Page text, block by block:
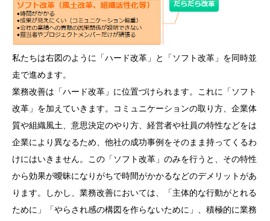
私たちは右図のように「ハード改革」と「ソフト改革」を同時並
走で進めます。
業務改善は「ハード改革」に位置づけられます。これに「ソフト
改革」を加えていきます。コミュニケーションの取り方、企業体
質や組織風土、意思決定のやり方、経営者や社員の特性などをは
企業により異なるため、他社の成功事例をそのまま持ってくるわ
けにはいきません。この「ソフト改革」のみを行うと、その特性
から効果が曖昧になりがちで時間がかかるなどのデメリットがあ
ります。しかし、業務改善においては、「主体的な行動がとれる
ために」「やらされ感の構図を作らないために」、積極的に業務